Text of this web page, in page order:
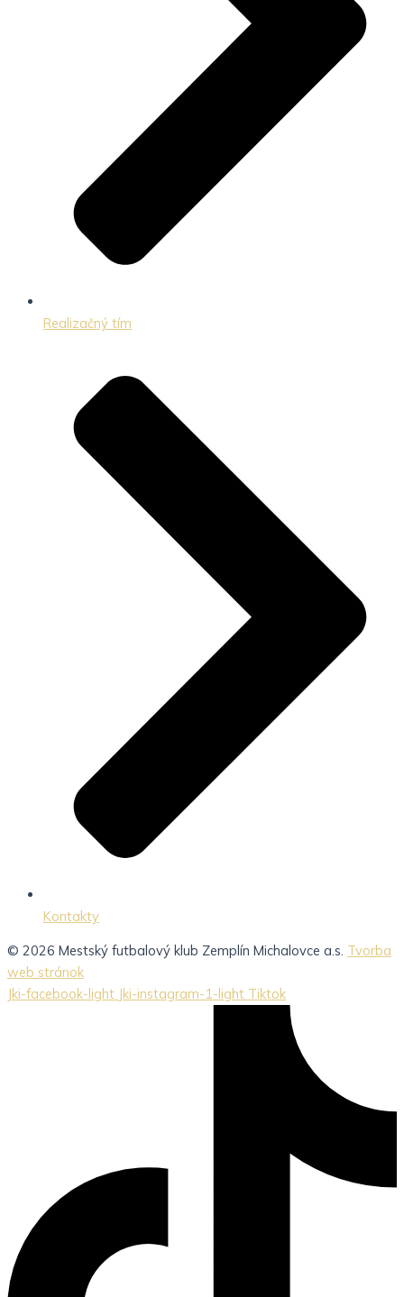
Realizačný tím
Kontakty
© 2026 Mestský futbalový klub Zemplín Michalovce a.s. Tvorba
web stránok
Jki-facebook-light Jki-instagram-1-light Tiktok